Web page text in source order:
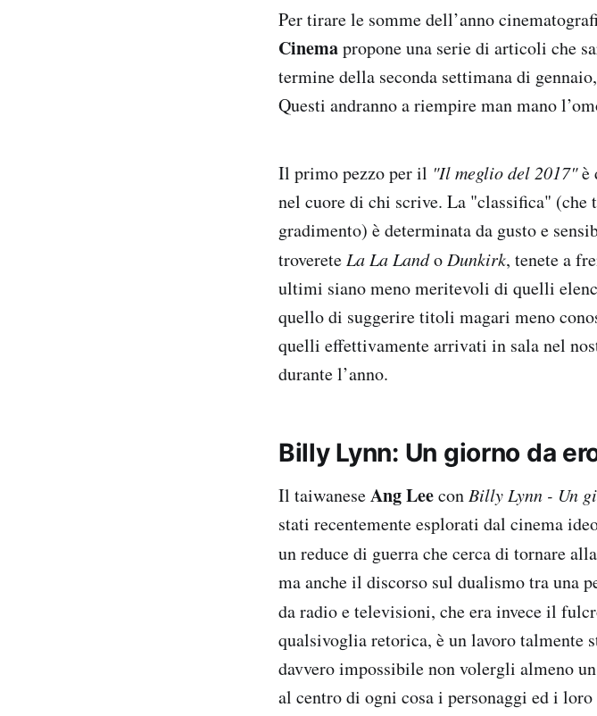
Per tirare le somme dell’anno
Cinemapropone una serie di articoli che
termine della seconda settimana di
Questi andranno a riempire man mano
Il primo pezzo per il "Il meglio del 2017"è
nel cuore di chi scrive. La "classifica" (che
gradimento) è determinata da gusto e
troverete La La Lando Dunkirk, tenete a
ultimi siano meno meritevoli di quelli
quello di suggerire titoli magari meno
quelli effettivamente arrivati in sala nel
durante l’anno.
Billy Lynn: Un giorno da
Il taiwaneseAng Leecon Billy Lynn - Un
stati recentemente esplorati dal cinema
un reduce di guerra che cerca di tornare
ma anche il discorso sul dualismo tra una
da radio e televisioni, che era invece il
qualsivoglia retorica, è un lavoro talmente
davvero impossibile non volergli almeno
al centro di ogni cosa i personaggi ed i